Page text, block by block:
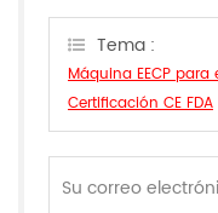
podamos.
Tema :
Máquina EECP
Certificación CE FDA